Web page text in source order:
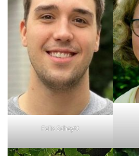
Felix Scheytt